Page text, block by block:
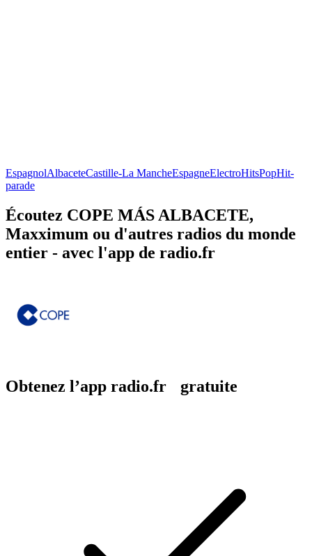
EspagnolAlbaceteCastille-La MancheEspagneElectroHitsPopHit-
parade
Écoutez COPE MÁS ALBACETE,
Maxximum ou d'autres radios du monde
entier - avec l'app de radio.fr
Obtenez l’app radio.fr gratuite